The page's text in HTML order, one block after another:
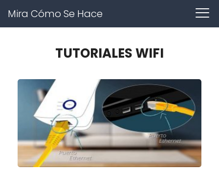
Mira Cómo Se Hace
TUTORIALES WIFI